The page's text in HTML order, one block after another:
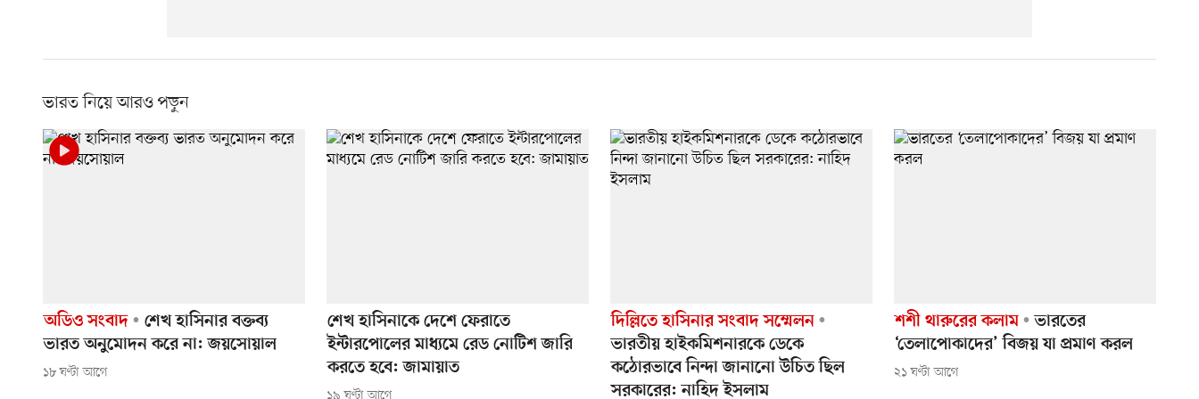
ভারত নিয়ে আরও পড়ুন
অডিও সংবাদ
শেখ হাসিনার বক্তব্য
ভারত অনুমোদন করে না: জয়সোয়াল
১৮ ঘণ্টা আগে
শেখ হাসিনাকে দেশে ফেরাতে
ইন্টারপোলের মাধ্যমে রেড নোটিশ জারি
করতে হবে: জামায়াত
দিল্লিতে হাসিনার সংবাদ সম্মেলন
ভারতীয় হাইকমিশনারকে ডেকে
কঠোরভাবে নিন্দা জানানো উচিত ছিল
সরকারের: নাহিদ ইসলাম
শশী থারুরের কলাম
ভারতের
‘তেলাপোকাদের’ বিজয় যা প্রমাণ করল
২১ ঘণ্টা আগে